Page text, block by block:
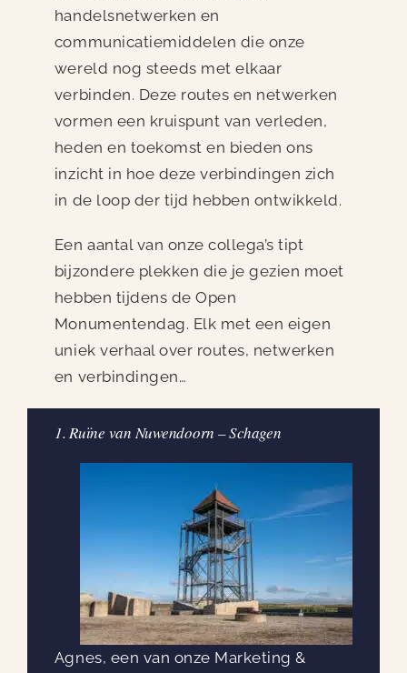
handelsnetwerken en
communicatiemiddelen die onze
wereld nog steeds met elkaar
verbinden. Deze routes en netwerken
vormen een kruispunt van verleden,
heden en toekomst en bieden ons
inzicht in hoe deze verbindingen zich
in de loop der tijd hebben ontwikkeld.
Een aantal van onze collega’s tipt
bijzondere plekken die je gezien moet
hebben tijdens de Open
Monumentendag. Elk met een eigen
uniek verhaal over routes, netwerken
en verbindingen…
1. Ruïne van Nuwendoorn – Schagen
Agnes, een van onze Marketing &